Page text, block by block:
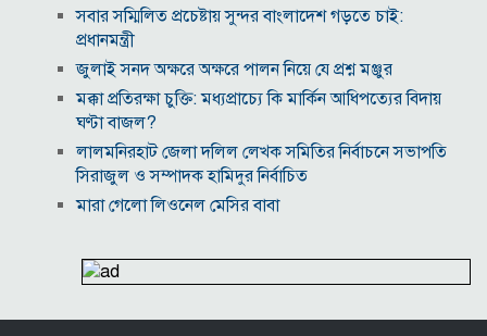
সবার সম্মিলিত প্রচেষ্টায় সুন্দর বাংলাদেশ গড়তে চাই:
প্রধানমন্ত্রী
জুলাই সনদ অক্ষরে অক্ষরে পালন নিয়ে যে প্রশ্ন মঞ্জুর
মক্কা প্রতিরক্ষা চুক্তি: মধ্যপ্রাচ্যে কি মার্কিন আধিপত্যের বিদায়
ঘণ্টা বাজল?
‎লালমনিরহাট জেলা দলিল লেখক সমিতির নির্বাচনে সভাপতি
সিরাজুল ও সম্পাদক হামিদুর নির্বাচিত
মারা গেলো লিওনেল মেসির বাবা
আবাসিক এলাকায় ৯ ঘণ্টা হর্ন নিষিদ্ধ করে গণবিজ্ঞপ্তি
মালয়েশিয়াকে গুঁড়িয়ে দিয়ে দাপুটে জয় পেল বাংলাদেশ